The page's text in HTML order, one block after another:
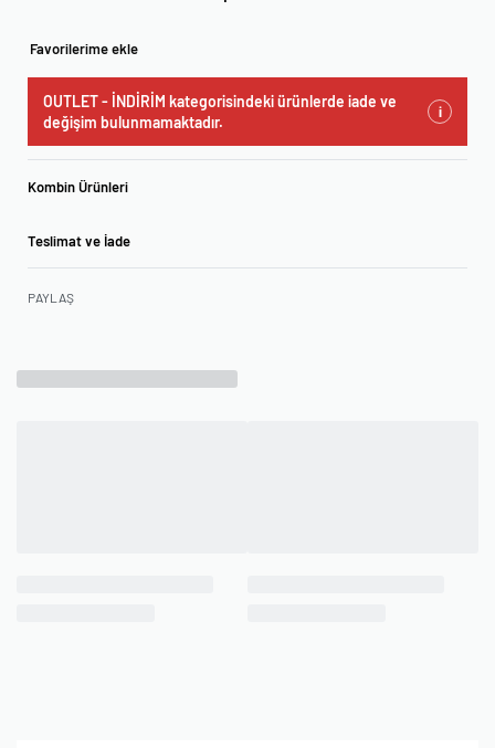
Favorilerime ekle
OUTLET - İNDİRİM kategorisindeki ürünlerde iade ve
değişim bulunmamaktadır.
i
Kombin Ürünleri
Teslimat ve İade
PAYLAŞ